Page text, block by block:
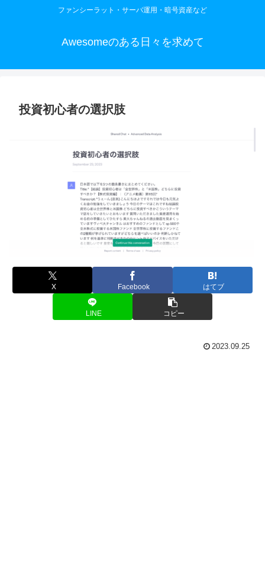
ファンシーラット・サーバ運用・暗号資産など
Awesomeのある日々を求めて
投資初心者の選択肢
X Facebook はてブ
LINE コピー
2023.09.25